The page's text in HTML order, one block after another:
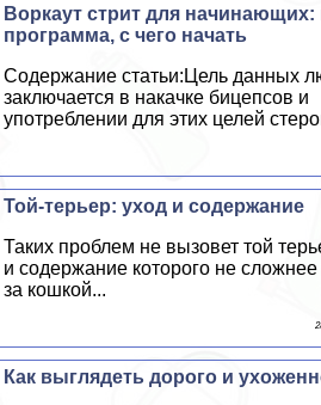
Воркаут стрит для
программа, с чего начать
Содержание статьи:Цель данных
заключается в накачке бицепсов и
употрeблении для этих целей
Той-терьер: уход и содержание
Таких проблем не вызовет той
и содержание которого не сложнее
за кошкой...
Как выглядеть дорого и